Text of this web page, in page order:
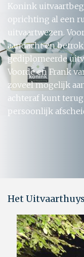
Konink
oprichting al een
uitvaartwezen.
aandacht en
gediplomeerde
Voorde en Frank
zoveel mogelijk
achteraf kunt
persoonlijk
Het Uitvaarthuys